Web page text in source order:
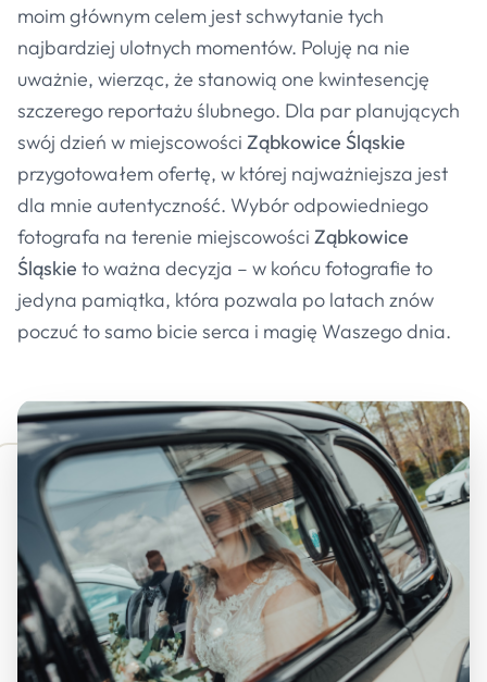
moim głównym celem jest schwytanie tych
najbardziej ulotnych momentów. Poluję na nie
uważnie, wierząc, że stanowią one kwintesencję
szczerego reportażu ślubnego. Dla par planujących
swój dzień w miejscowości Ząbkowice Śląskie
przygotowałem ofertę, w której najważniejsza jest
dla mnie autentyczność. Wybór odpowiedniego
fotografa na terenie miejscowości Ząbkowice
Śląskie to ważna decyzja – w końcu fotografie to
jedyna pamiątka, która pozwala po latach znów
poczuć to samo bicie serca i magię Waszego dnia.